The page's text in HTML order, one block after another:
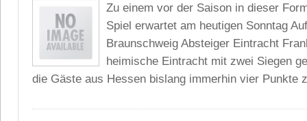
Zu einem vor der Saison in dieser
Spiel erwartet am heutigen Sonntag
Braunschweig Absteiger Eintracht
heimische Eintracht mit zwei Siegen
die Gäste aus Hessen bislang immerhin vier Punkte